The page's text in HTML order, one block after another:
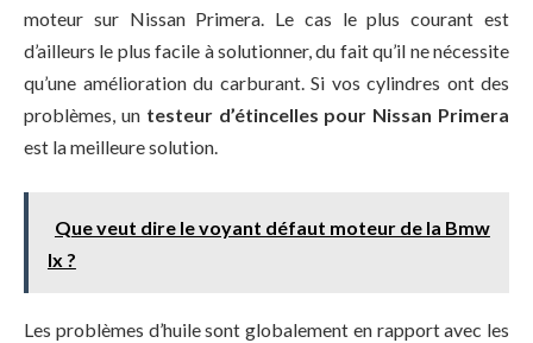
moteur sur Nissan Primera. Le cas le plus courant est
d’ailleurs le plus facile à solutionner, du fait qu’il ne nécessite
qu’une amélioration du carburant. Si vos cylindres ont des
problèmes, un testeur d’étincelles pour Nissan Primera
est la meilleure solution.
Que veut dire le voyant défaut moteur de la Bmw
Ix ?
Les problèmes d’huile sont globalement en rapport avec les